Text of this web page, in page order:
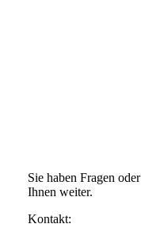
Sie haben Fragen
Ihnen weiter.